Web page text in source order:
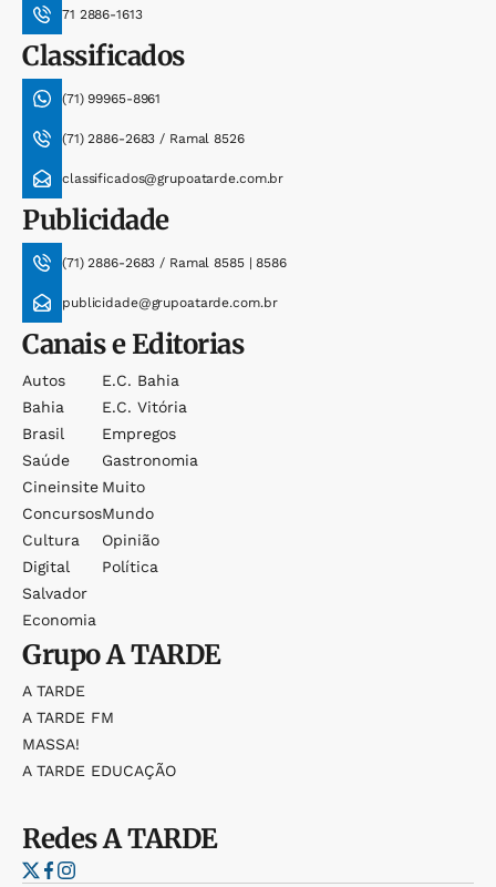
71 2886-1613
Classificados
(71) 99965-8961
(71) 2886-2683 / Ramal 8526
classificados@grupoatarde.com.br
Publicidade
(71) 2886-2683 / Ramal 8585 | 8586
publicidade@grupoatarde.com.br
Canais e Editorias
Autos
Bahia
Brasil
Saúde
Cineinsite
Concursos
Cultura
Digital
Salvador
Economia
E.c. Bahia
E.c. Vitória
Empregos
Gastronomia
Muito
Mundo
Opinião
Política
GrupoA TARDE
A TARDE
A TARDE FM
MASSA!
A TARDE EDUCAÇÃO
RedesA TARDE